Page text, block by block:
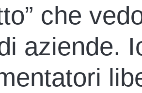
che
aziende.